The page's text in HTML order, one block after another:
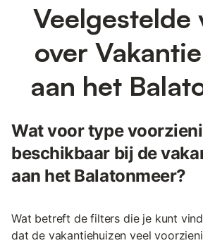
Veelgestelde
over
aan het
Wat voor type
beschikbaar bij de
aan het Balatonmeer?
Wat betreft de filters die je kunt
dat de vakantiehuizen veel